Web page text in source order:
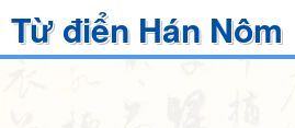
Từ điển Hán Nôm